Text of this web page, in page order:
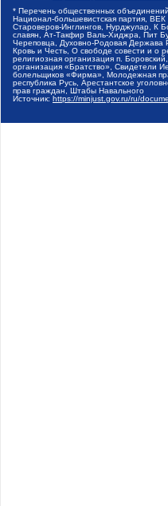
* Перечень общественных
Национал-большевистская партия,
Староверов-Инглингов, Нурджулар, К
славян, Ат-Такфир Валь-Хиджра, Пит
Череповца, Духовно-Родовая Держава
Кровь и Честь, О свободе совести и о
религиозная организация п.
организация «Братство», Свидетели
болельщиков «Фирма», Молодежная
республика Русь, Арестантское
прав граждан, Штабы Навального
Источник: https://minjust.gov.ru/ru/